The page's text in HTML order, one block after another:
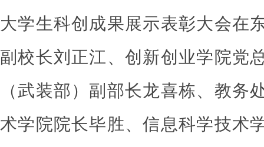
大学生科创成果展示表彰大会在
副校长刘正江、创新创业学院党
（武装部）副部长龙喜栋、教务
术学院院长毕胜、信息科学技术